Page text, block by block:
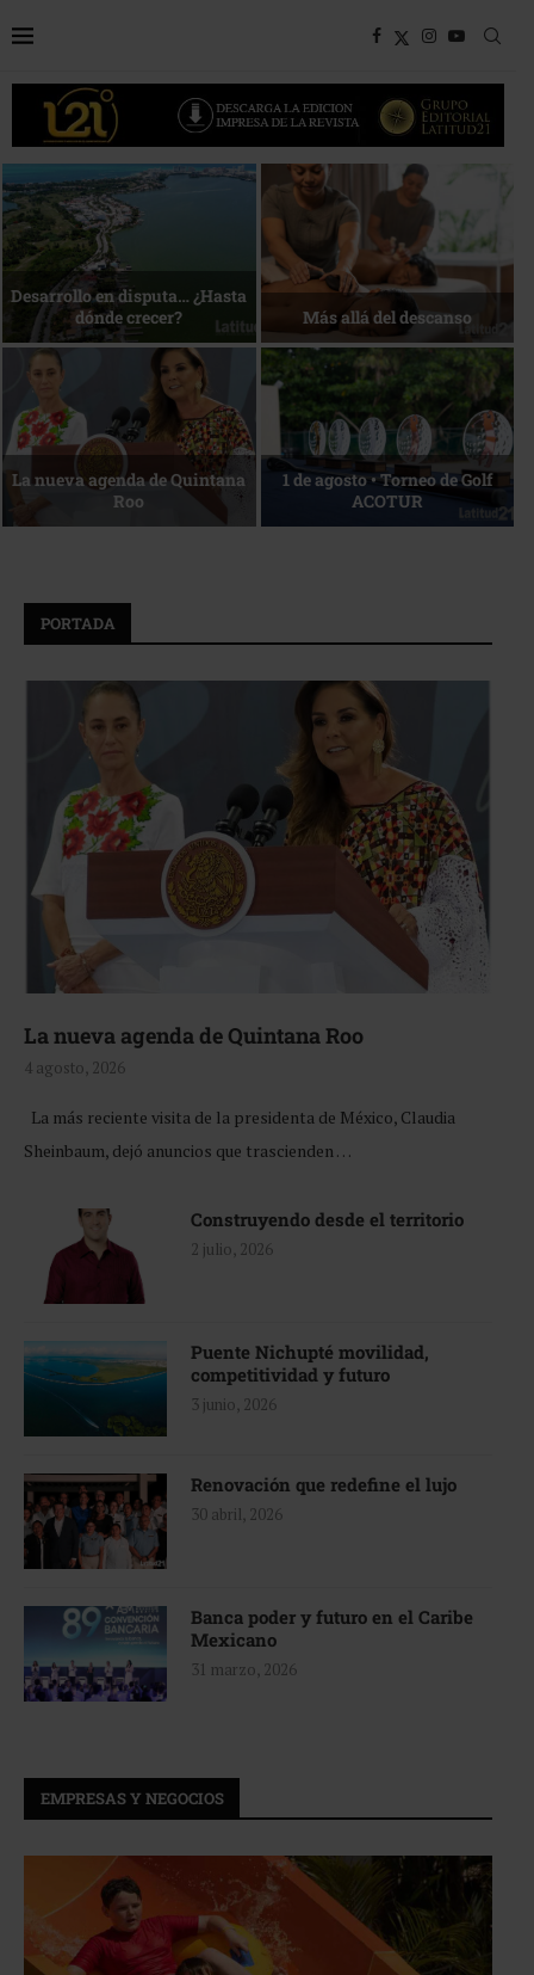
Bottega, un viaje servido a la
mesa
Energía que Impulsa la
competitividad
Reconocimiento de viajeros La esencia del servicio
PORTADA
La nueva agenda de Quintana Roo
4 agosto, 2026
La más reciente visita de la presidenta de México, Claudia
Sheinbaum, dejó anuncios que trascienden …
Construyendo desde el territorio
2 julio, 2026
Puente Nichupté movilidad,
competitividad y futuro
3 junio, 2026
Renovación que redefine el lujo
30 abril, 2026
Banca poder y futuro en el Caribe
Mexicano
31 marzo, 2026
EMPRESAS Y NEGOCIOS